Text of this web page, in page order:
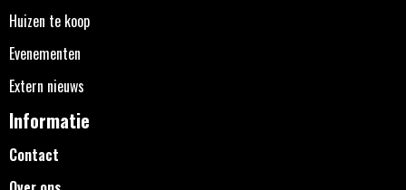
Huizen te koop
Evenementen
Extern nieuws
Informatie
Contact